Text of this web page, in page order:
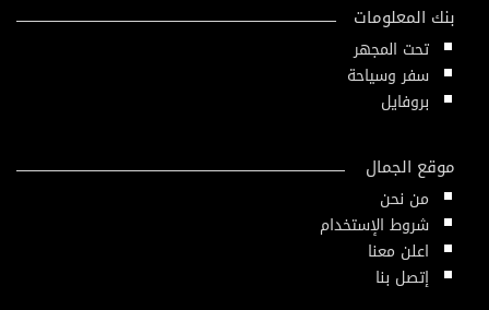
بنك المعلومات
تحت المجهر
سفر وسياحة
بروفايل
موقع الجمال
من نحن
شروط الإستخدام
اعلن معنا
إتصل بنا